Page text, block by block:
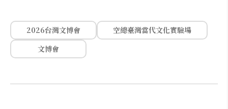
2026台灣文博會
空總臺灣當代文化實驗場
文博會